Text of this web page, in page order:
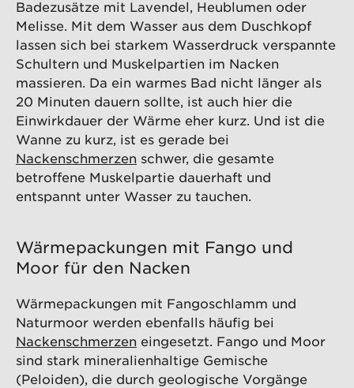
Badezusätze mit Lavendel, Heublumen oder
Melisse. Mit dem Wasser aus dem Duschkopf
lassen sich bei starkem Wasserdruck verspannte
Schultern und Muskelpartien im Nacken
massieren. Da ein warmes Bad nicht länger als
20 Minuten dauern sollte, ist auch hier die
Einwirkdauer der Wärme eher kurz. Und ist die
Wanne zu kurz, ist es gerade bei
Nackenschmerzen schwer, die gesamte
betroffene Muskelpartie dauerhaft und
entspannt unter Wasser zu tauchen.
Wärmepackungen mit Fango und
Moor für den Nacken
Wärmepackungen mit Fangoschlamm und
Naturmoor werden ebenfalls häufig bei
Nackenschmerzen eingesetzt. Fango und Moor
sind stark mineralienhaltige Gemische
(Peloiden), die durch geologische Vorgänge